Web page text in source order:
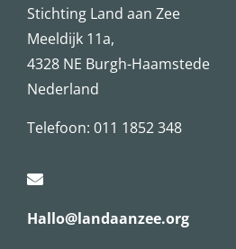
Stichting Land aan Zee
Meeldijk 11a,
4328 NE Burgh-Haamstede
Nederland
Telefoon: 011 1852 348
Hallo@landaanzee.org